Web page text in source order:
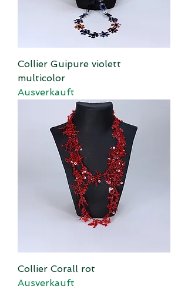
Collier Guipure violett
multicolor
Ausverkauft
Collier Corall rot
Ausverkauft